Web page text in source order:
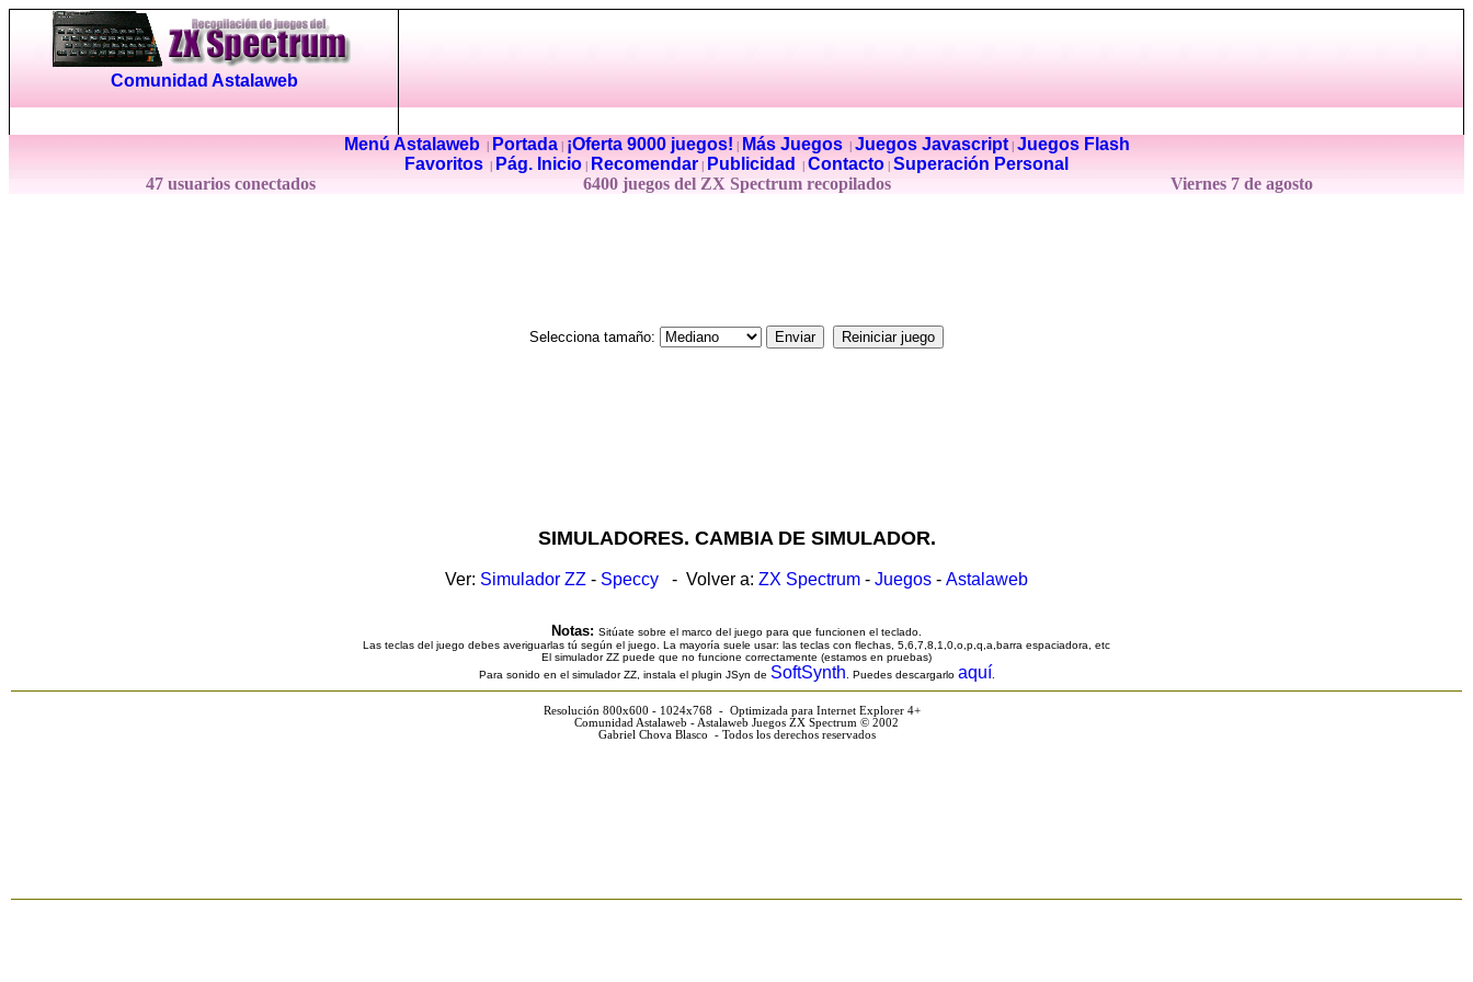
Comunidad Astalaweb
Menú Astalaweb| Portada| ¡Oferta 9000 juegos! Más Juegos| Juegos Javascript| Juegos Flash
Favoritos
Pág. Inicio Recomendar Publicidad Contacto Superación Personal
47 usuarios conectados
6400 juegos del ZX Spectrum recopilados Viernes 7 de agosto
Selecciona tamaño:
SIMULADORES. CAMBIA DE SIMULADOR.
Ver: Simulador ZZ - Speccy - Volver a: ZX Spectrum - Juegos - Astalaweb
Notas: Sitúate sobre el marco del juego para que funcionen el teclado.
Las teclas del juego debes averiguarlas tú según el juego. La mayoría suele usar: las teclas con flechas, 5,6,7,8,1,0,o,p,q,a,barra espaciadora, etc
El simulador ZZ puede que no funcione correctamente (estamos en pruebas)
Para sonido en el simulador ZZ, instala el plugin JSyn de SoftSynth . Puedes descargarlo aquí
Resolución 800x600 - 1024x768 - Optimizada para Internet Explorer 4+
Comunidad Astalaweb - Astalaweb Juegos ZX Spectrum © 2002
Gabriel Chova Blasco - Todos los derechos reservados